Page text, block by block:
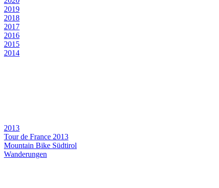
2019
2018
2017
2016
2015
2014
2013
Tour de France 2013
Mountain Bike Südtirol
Wanderungen